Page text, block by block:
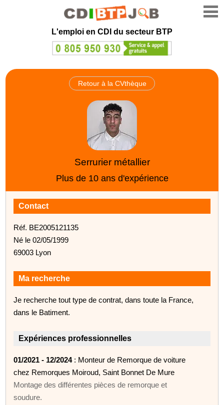
L'emploi en CDI du secteur BTP
Retour à la CVthèque
Serrurier métallier
Plus de 10 ans d'expérience
Contact
Réf. BE2005121135
Né le 02/05/1999
69003 Lyon
Ma recherche
Je recherche tout type de contrat, dans toute la France,
dans le Batiment.
Expériences professionnelles
01/2021 - 12/2024: Monteur de Remorque de voiture
chez Remorques Moiroud, Saint Bonnet De Mure
Montage des différentes pièces de remorque et
soudure.